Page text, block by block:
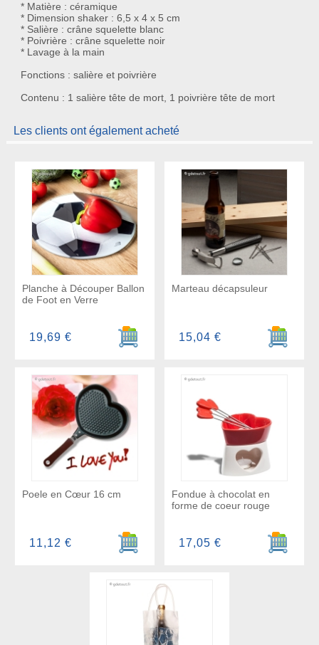
* Matière : céramique
* Dimension shaker : 6,5 x 4 x 5 cm
* Salière : crâne squelette blanc
* Poivrière : crâne squelette noir
* Lavage à la main
Fonctions : salière et poivrière
Contenu : 1 salière tête de mort, 1 poivrière tête de mort
Les clients ont également acheté
Planche à Découper Ballon
de Foot en Verre
Ajouter au panier
19,69 €
Marteau décapsuleur
Ajouter
15,04 €
Poele en Cœur 16 cm
Ajouter au panier
11,12 €
Fondue à chocolat en
forme de coeur rouge
Ajouter
17,05 €